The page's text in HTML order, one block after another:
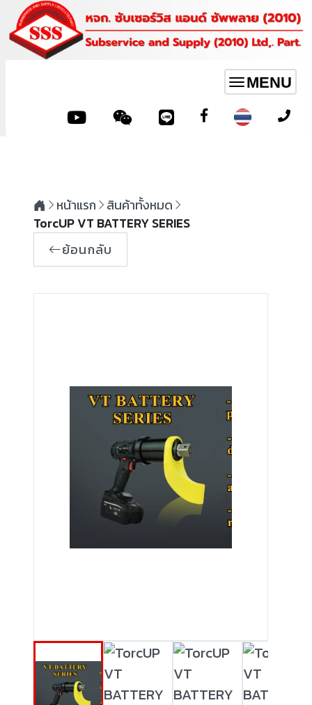
Toggle
navigation
MENU
หน้าแรก
สินค้าทั้งหมด
TorcUP VT BATTERY SERIES
ย้อนกลับ